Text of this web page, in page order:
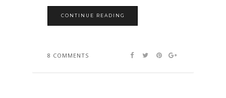
CONTINUE READING
8 COMMENTS